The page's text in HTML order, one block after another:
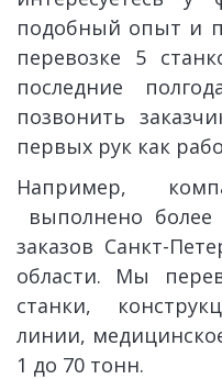
подобный опыт и
перевозке 5
последние
позвонить
первых рук как
Например,
выполнено
заказов Санкт-
области. Мы
станки,
линии,
1 до 70 тонн.